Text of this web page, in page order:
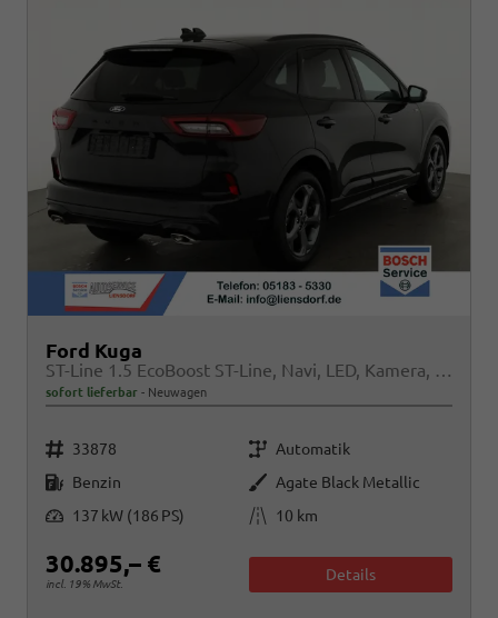
Ford Kuga
ST-Line 1.5 EcoBoost ST-Line, Navi, LED, Kamera, Winter, FS beheizbar
sofort lieferbar Neuwagen
Fahrzeugnr. 33878 Getriebe Automatik
Kraftstoff Benzin Außenfarbe Agate Black Metallic
Leistung
137 kW (186 PS) Kilometerstand 10 km
30.895,– €
incl. 19% MwSt.
Details